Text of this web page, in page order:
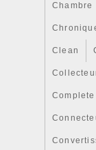
Chambre
Clean
Complete